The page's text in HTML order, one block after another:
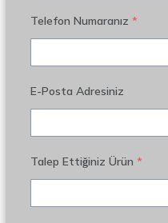
Telefon Numaranız *
E-Posta Adresiniz
Talep Ettiğiniz Ürün *